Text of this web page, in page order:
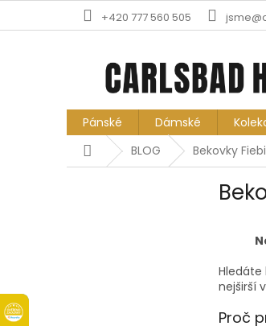
+420 777 560 505
Pánské Dámské
DomůBLOG Bekovky
Hledáte
nejširší
Proč